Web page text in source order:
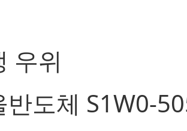
우위
반도체 S1W0-